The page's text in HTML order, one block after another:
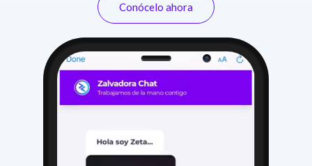
Conócelo ahora
Parlante Cámara